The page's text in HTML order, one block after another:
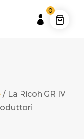

/ La Ricoh GR IV
0